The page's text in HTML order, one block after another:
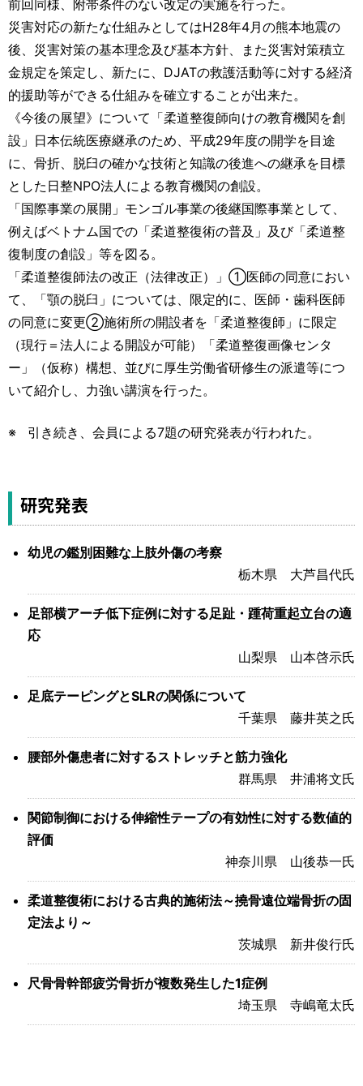
前回同様、附帯条件のない改定の実施を行った。
災害対応の新たな仕組みとしてはH28年4月の熊本地震の
後、災害対策の基本理念及び基本方針、また災害対策積立
金規定を策定し、新たに、DJATの救護活動等に対する経済
的援助等ができる仕組みを確立することが出来た。
《今後の展望》について「柔道整復師向けの教育機関を創
設」日本伝統医療継承のため、平成29年度の開学を目途
に、骨折、脱臼の確かな技術と知識の後進への継承を目標
とした日整NPO法人による教育機関の創設。
「国際事業の展開」モンゴル事業の後継国際事業として、
例えばベトナム国での「柔道整復術の普及」及び「柔道整
復制度の創設」等を図る。
「柔道整復師法の改正（法律改正）」①医師の同意におい
て、「顎の脱臼」については、限定的に、医師・歯科医師
の同意に変更②施術所の開設者を「柔道整復師」に限定
（現行＝法人による開設が可能）「柔道整復画像センタ
ー」（仮称）構想、並びに厚生労働省研修生の派遣等につ
いて紹介し、力強い講演を行った。
引き続き、会員による7題の研究発表が行われた。
研究発表
幼児の鑑別困難な上肢外傷の考察
栃木県 大芦昌代氏
足部横アーチ低下症例に対する足趾・踵荷重起立台の適
応
山梨県 山本啓示氏
足底テーピングとSLRの関係について
千葉県 藤井英之氏
腰部外傷患者に対するストレッチと筋力強化
群馬県 井浦将文氏
関節制御における伸縮性テープの有効性に対する数値的
評価
神奈川県 山後恭一氏
柔道整復術における古典的施術法～撓骨遠位端骨折の固
定法より～
茨城県 新井俊行氏
尺骨骨幹部疲労骨折が複数発生した1症例
埼玉県 寺嶋竜太氏